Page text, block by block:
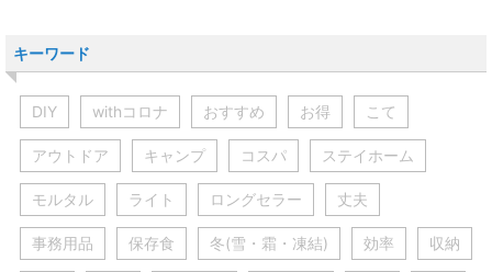
キーワード
DIY withコロナ おすすめ お得 こて
アウトドア キャンプ コスパ ステイホーム
モルタル ライト ロングセラー 丈夫
事務用品 保存食 冬(雪・霜・凍結) 効率 収納